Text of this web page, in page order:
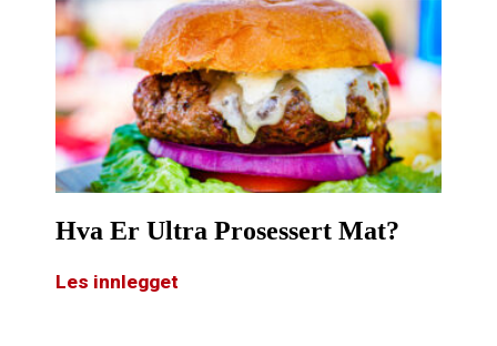
Hva Er Ultra Prosessert Mat?
Les innlegget